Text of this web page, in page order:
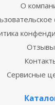
О
Отзывы
Сервисные